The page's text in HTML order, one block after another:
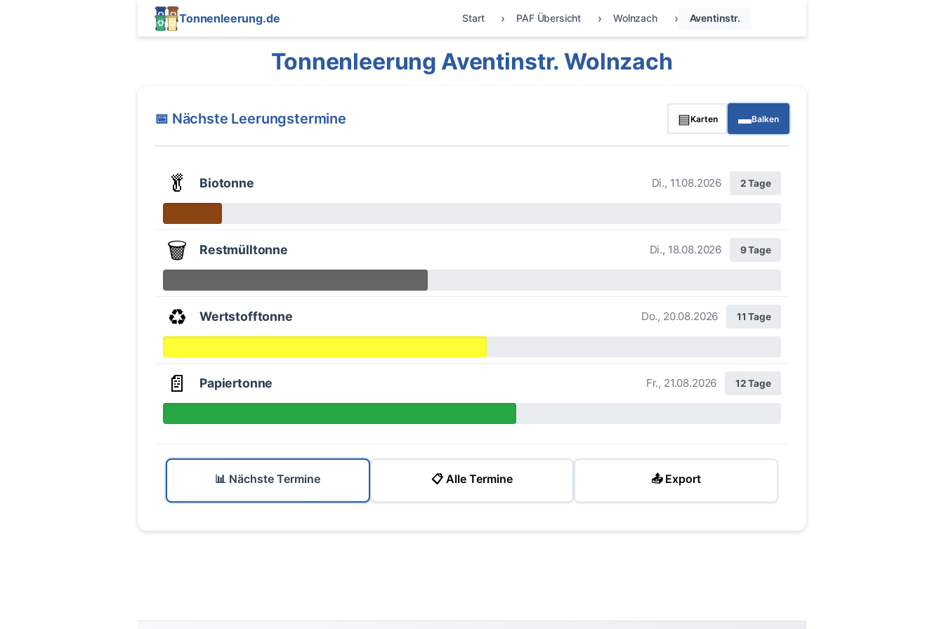
Tonnenleerung.de Start PAF Übersicht Wolnzach Aventinstr.
Tonnenleerung Aventinstr. Wolnzach
📅 Nächste Leerungstermine ▤Karten ▬Balken
🥬 Biotonne Di., 11.08.2026 2 Tage
🗑️ Restmülltonne Di., 18.08.2026 9 Tage
♻️ Wertstofftonne Do., 20.08.2026 11 Tage
📄 Papiertonne Fr., 21.08.2026 12 Tage
📊 Nächste Termine 📋 Alle Termine 📤 Export